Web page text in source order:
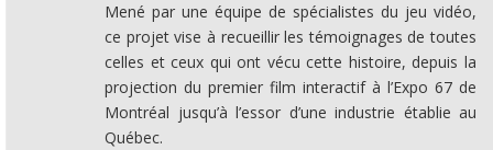
Mené par une équipe de spécialistes du jeu vidéo,
ce projet vise à recueillir les témoignages de toutes
celles et ceux qui ont vécu cette histoire, depuis la
projection du premier film interactif à l’Expo 67 de
Montréal jusqu’à l’essor d’une industrie établie au
Québec.